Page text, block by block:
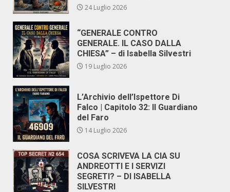
24 Luglio 2026
“GENERALE CONTRO
GENERALE. IL CASO DALLA
CHIESA” – di Isabella Silvestri
19 Luglio 2026
L’Archivio dell’Ispettore Di
Falco | Capitolo 32: Il Guardiano
del Faro
14 Luglio 2026
COSA SCRIVEVA LA CIA SU
ANDREOTTI E I SERVIZI
SEGRETI? – DI ISABELLA
SILVESTRI